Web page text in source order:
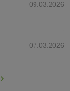
09.03.2026
07.03.2026